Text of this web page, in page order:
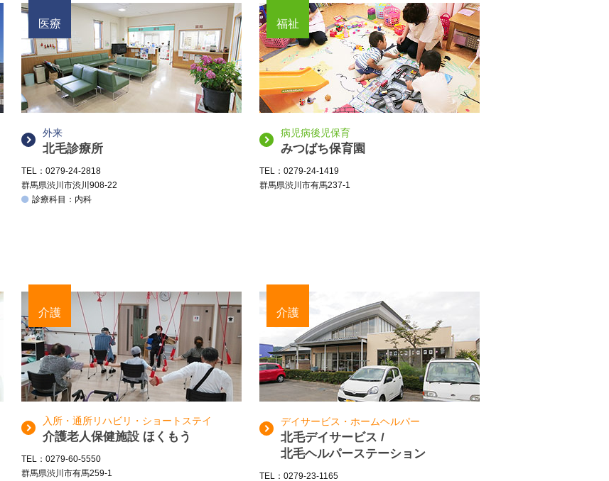
医療
外来
北毛診療所
TEL：0279-24-2818
群馬県渋川市渋川908-22
診療科目：内科
福祉
病児病後児保育
みつばち保育園
TEL：0279-24-1419
群馬県渋川市有馬237-1
介護
入所・通所リハビリ・ショートステイ
介護老人保健施設 ほくもう
TEL：0279-60-5550
群馬県渋川市有馬259-1
介護
デイサービス・ホームヘルパー
北毛デイサービス /
北毛ヘルパーステーション
TEL：0279-23-1165